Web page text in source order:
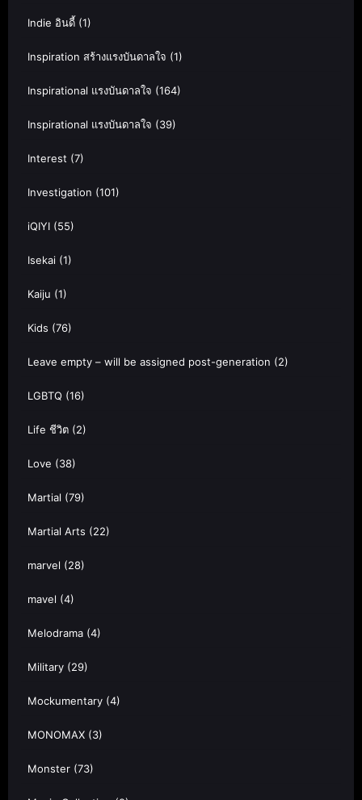
Indie อินดี้ (1)
Inspiration สร้างแรงบันดาลใจ (1)
Inspirational แรงบันดาลใจ (164)
Inspirational แรงบันดาลใจ (39)
Interest (7)
Investigation (101)
iQIYI (55)
Isekai (1)
Kaiju (1)
Kids (76)
Leave empty – will be assigned post-generation (2)
LGBTQ (16)
Life ชีวิต (2)
Love (38)
Martial (79)
Martial Arts (22)
marvel (28)
mavel (4)
Melodrama (4)
Military (29)
Mockumentary (4)
MONOMAX (3)
Monster (73)